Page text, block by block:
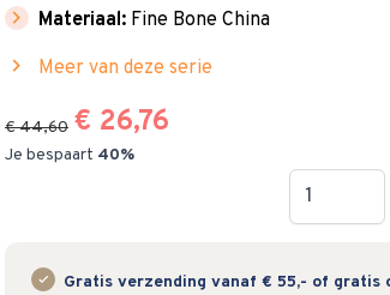
chevron_right Materiaal: Fine Bone China
chevron_right Meer van deze serie
€ 44,60 € 26,76
Je bespaart 40%
Hoeveelheid
Gratis verzending vanaf € 55,- of gratis